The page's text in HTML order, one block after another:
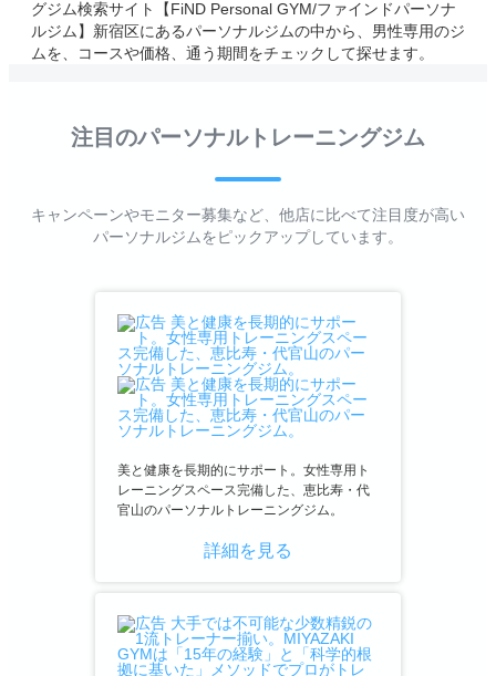
グジム検索サイト【FiND Personal GYM/ファインドパーソナ
ルジム】新宿区にあるパーソナルジムの中から、男性専用のジ
ムを、コースや価格、通う期間をチェックして探せます。
注目のパーソナルトレーニングジム
キャンペーンやモニター募集など、他店に比べて注目度が高い
パーソナルジムをピックアップしています。
美と健康を長期的にサポート。女性専用ト
レーニングスペース完備した、恵比寿・代
官山のパーソナルトレーニングジム。
詳細を見る